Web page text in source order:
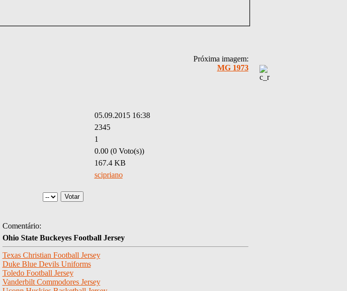
Próxima imagem:
MG 1973
05.09.2015 16:38
2345
1
0.00 (0 Voto(s))
167.4 KB
scipriano
Comentário:
Ohio State Buckeyes Football Jersey
Texas Christian Football Jersey
Duke Blue Devils Uniforms
Toledo Football Jersey
Vanderbilt Commodores Jersey